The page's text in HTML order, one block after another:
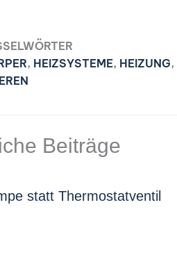
, HEIZSYSTEME, HEIZUNG,
Beiträge
statt Thermostatventil